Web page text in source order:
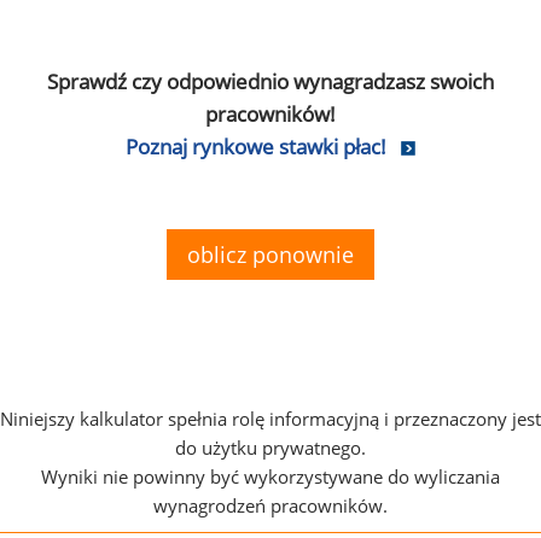
Sprawdź czy odpowiednio wynagradzasz swoich
pracowników!
Poznaj rynkowe stawki płac!
oblicz ponownie
Niniejszy kalkulator spełnia rolę informacyjną i przeznaczony jest
do użytku prywatnego.
Wyniki nie powinny być wykorzystywane do wyliczania
wynagrodzeń pracowników.